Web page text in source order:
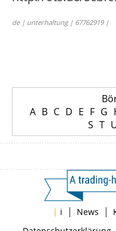
de | unterhaltung | 67762919 |
A B C D E F G
S T
| i | News |